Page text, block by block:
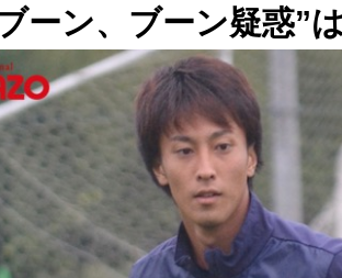
EG SELECTION
うラストワン
色へ出国
EG SELECTION
者へ 大逆転か連破か
者、黄金のシャーレ
ーン、ブーン疑惑”